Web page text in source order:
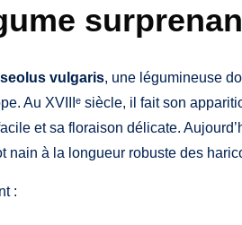
vulgaris, une légumineuse
Au XVIIIᵉ siècle, il fait son
et sa floraison délicate.
nain à la longueur robuste des
: